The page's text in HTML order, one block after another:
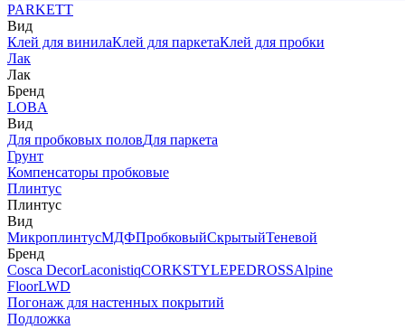
PARKETT
Вид
Клей для винилаКлей для паркетаКлей для пробки
Лак
Лак
Бренд
LOBA
Вид
Для пробковых половДля паркета
Грунт
Компенсаторы пробковые
Плинтус
Плинтус
Вид
МикроплинтусМДФПробковыйСкрытыйТеневой
Бренд
Cosca DecorLaconistiqCORKSTYLEPEDROSSAlpine
FloorLWD
Погонаж для настенных покрытий
Подложка